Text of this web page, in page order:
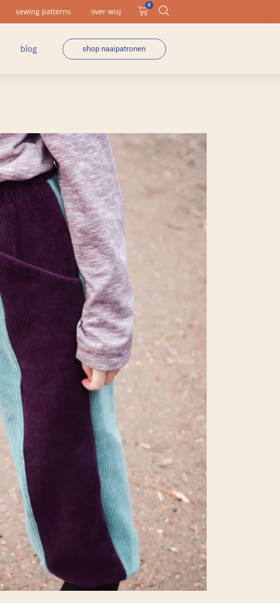
sewing patterns over wisj
0
blog shop naaipatronen